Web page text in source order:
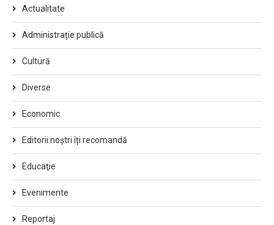
Actualitate
Administrație publică
Cultură
Diverse
Economic
Editorii noștri îți recomandă
Educaţie
Evenimente
Reportaj